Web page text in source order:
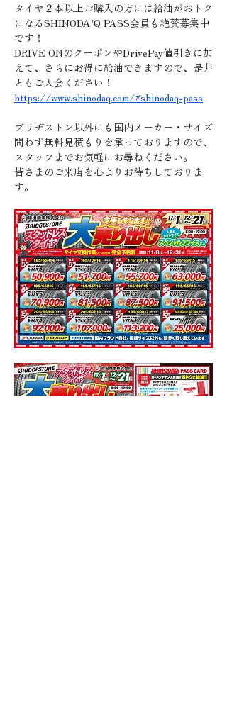
タイヤ２本以上ご購入の方には給油がおトク
になるSHINODA’Q PASS会員も絶賛募集中
です！
DRIVE ONのクーポンやDrivePay値引きに加
えて、さらにお得に給油できますので、是非
ともご入会ください！
https://www.shinodaq.com/#shinodaq-pass
ブリヂストン以外にも国内メーカー・サイズ
問わず無料見積もりを承っておりますので、
スタッフまでお気軽にお尋ねください。
皆さまのご来店を心よりお待ちしておりま
す。